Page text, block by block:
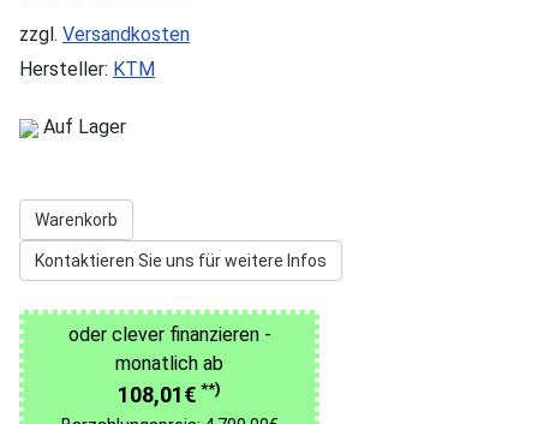
zzgl. Versandkosten
Hersteller: KTM
Auf Lager
Warenkorb
Kontaktieren Sie uns für weitere Infos
oder clever finanzieren -
monatlich ab
108,01€ **)